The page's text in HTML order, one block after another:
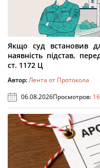
Якщо суд встановив
наявність підстав,
ст. 1172 Ц
Автор:Лента от Протокола
06.08.2026Просмотров: